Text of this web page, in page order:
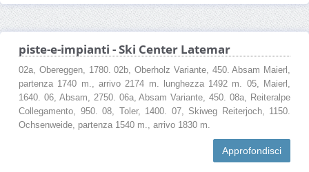
piste-e-impianti - Ski Center Latemar
02a, Obereggen, 1780. 02b, Oberholz Variante, 450. Absam Maierl,
partenza 1740 m., arrivo 2174 m. lunghezza 1492 m. 05, Maierl,
1640. 06, Absam, 2750. 06a, Absam Variante, 450. 08a, Reiteralpe
Collegamento, 950. 08, Toler, 1400. 07, Skiweg Reiterjoch, 1150.
Ochsenweide, partenza 1540 m., arrivo 1830 m.
Approfondisci